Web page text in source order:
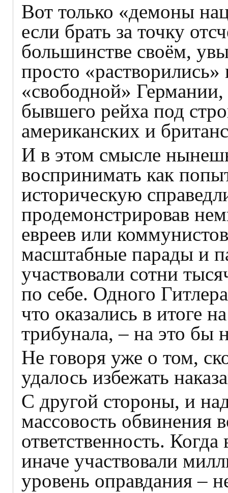
Вот только «демоны
если брать за точку
большинстве своём,
просто
«свободной» Германии,
бывшего рейха под
американских и
И в этом смысле
воспринимать как
историческую
продемонстрировав
евреев или
масштабные парады и
участвовали сотни
по себе. Одного
что оказались в итоге
трибунала, – на это бы
Не говоря уже о том,
удалось избежать
С другой стороны, и
массовость обвинения
ответственность.
иначе участвовали
уровень оправдания –